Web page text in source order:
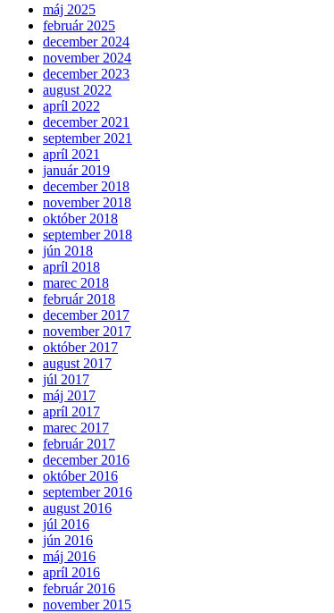
máj 2025
február 2025
december 2024
november 2024
december 2023
august 2022
apríl 2022
december 2021
september 2021
apríl 2021
január 2019
december 2018
november 2018
október 2018
september 2018
jún 2018
apríl 2018
marec 2018
február 2018
december 2017
november 2017
október 2017
august 2017
júl 2017
máj 2017
apríl 2017
marec 2017
február 2017
december 2016
október 2016
september 2016
august 2016
júl 2016
jún 2016
máj 2016
apríl 2016
február 2016
november 2015